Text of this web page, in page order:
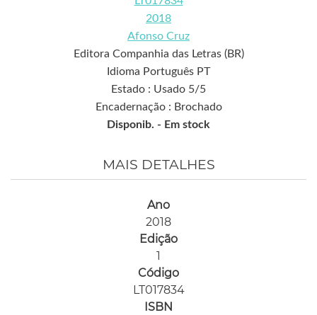
2018
Afonso Cruz
Editora Companhia das Letras (BR)
Idioma Português PT
Estado : Usado 5/5
Encadernação : Brochado
Disponib. - Em stock
MAIS DETALHES
Ano
2018
Edição
1
Código
LT017834
ISBN